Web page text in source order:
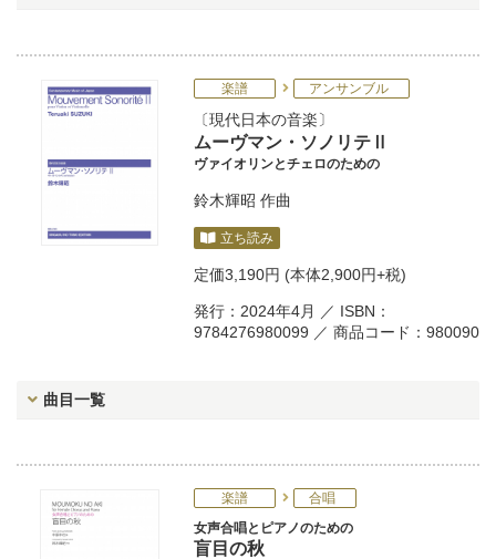
楽譜 アンサンブル
現代日本の音楽
ムーヴマン・ソノリテⅡ
ヴァイオリンとチェロのための
鈴木輝昭 作曲
立ち読み
定価3,190円 (本体2,900円+税)
発行：2024年4月 ／ ISBN：
9784276980099 ／ 商品コード：980090
曲目一覧
楽譜
合唱
女声合唱とピアノのための
盲目の秋